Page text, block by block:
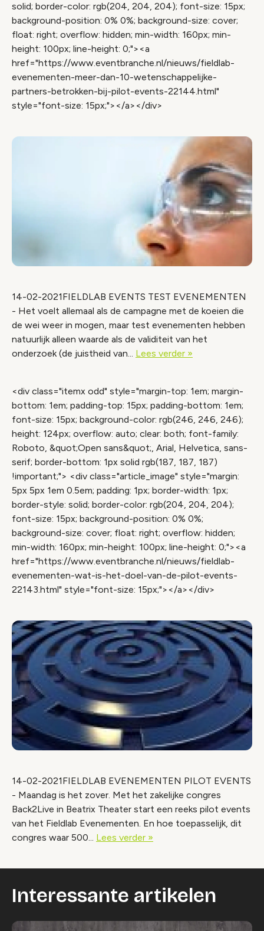
solid; border-color: rgb(204, 204, 204); font-size: 15px;
background-position: 0% 0%; background-size: cover;
float: right; overflow: hidden; min-width: 160px; min-
height: 100px; line-height: 0;"><a
href="https://www.eventbranche.nl/nieuws/fieldlab-
evenementen-meer-dan-10-wetenschappelijke-
partners-betrokken-bij-pilot-events-22144.html"
style="font-size: 15px;"></a></div>
14-02-2021FIELDLAB EVENTS TEST EVENEMENTEN
- Het voelt allemaal als de campagne met de koeien die
de wei weer in mogen, maar test evenementen hebben
natuurlijk alleen waarde als de validiteit van het
onderzoek (de juistheid van... Lees verder »
<div class="itemx odd" style="margin-top: 1em; margin-
bottom: 1em; padding-top: 15px; padding-bottom: 1em;
font-size: 15px; background-color: rgb(246, 246, 246);
height: 124px; overflow: auto; clear: both; font-family:
Roboto, &quot;Open sans&quot;, Arial, Helvetica, sans-
serif; border-bottom: 1px solid rgb(187, 187, 187)
!important;"> <div class="article_image" style="margin:
5px 5px 1em 0.5em; padding: 1px; border-width: 1px;
border-style: solid; border-color: rgb(204, 204, 204);
font-size: 15px; background-position: 0% 0%;
background-size: cover; float: right; overflow: hidden;
min-width: 160px; min-height: 100px; line-height: 0;"><a
href="https://www.eventbranche.nl/nieuws/fieldlab-
evenementen-wat-is-het-doel-van-de-pilot-events-
22143.html" style="font-size: 15px;"></a></div>
14-02-2021FIELDLAB EVENEMENTEN PILOT EVENTS
- Maandag is het zover. Met het zakelijke congres
Back2Live in Beatrix Theater start een reeks pilot events
van het Fieldlab Evenementen. En hoe toepasselijk, dit
congres waar 500... Lees verder »
Interessante artikelen